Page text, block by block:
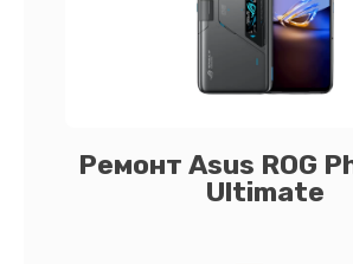
Ремонт Asus ROG
Ultimate